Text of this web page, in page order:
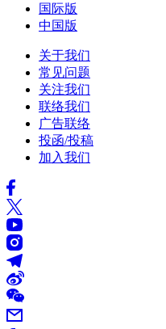
国际版
中国版
关于我们
常见问题
关注我们
联络我们
广告联络
投函/投稿
加入我们